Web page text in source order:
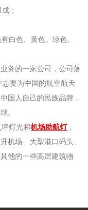
；
色、黄色、绿色、
务的一家公司，公司落
要为中国的航空航天
国人自己的民族品牌，
。
灯光和机场助航灯，
机场、大型港口码头、
他的一些高层建筑物